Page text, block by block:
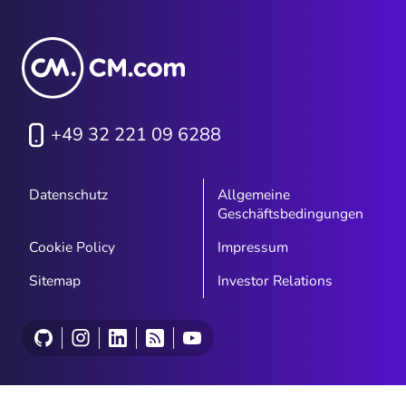
+49 32 221 09 6288
Datenschutz
Allgemeine
Geschäftsbedingungen
Cookie Policy
Impressum
Sitemap
Investor Relations